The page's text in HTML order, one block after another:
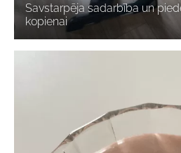
Savstarpēja sadarbība un
kopienai